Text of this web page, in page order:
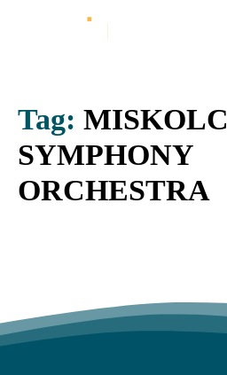
Tag: MISKOLC
SYMPHONY
ORCHESTRA